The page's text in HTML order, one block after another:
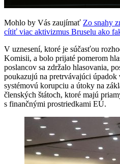
Mohlo by Vás zaujímať Zo snahy
cítiť viac aktivizmus Bruselu ako
V uznesení, ktoré je súčasťou
Komisii, a bolo prijaté pomerom
poslancov sa zdržalo hlasovania,
poukazujú na pretrvávajúci úpadok
systémovú korupciu a útoky na
členských štátoch, ktoré majú
s finančnými prostriedkami EÚ.